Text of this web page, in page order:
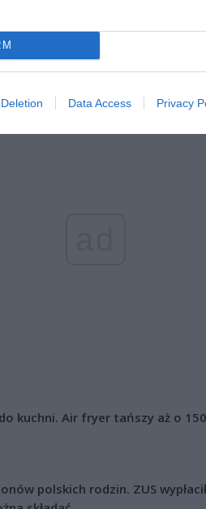
Data Access Privacy
godziną 15:00, a 20:30.
drzwiami wyłamując zamek
generalnie wiadomo jak zawsze
– pisze nasza Czytelniczka,
kuchni. Air fryer tańszy aż o
polskich rodzin. ZUS